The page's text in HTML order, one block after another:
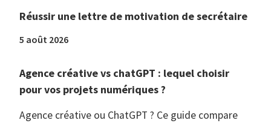
Réussir une lettre de motivation de secrétaire
5 août 2026
Agence créative vs chatGPT : lequel choisir
pour vos projets numériques ?
Agence créative ou ChatGPT ? Ce guide compare